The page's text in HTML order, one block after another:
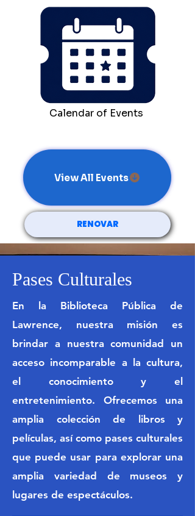
Calendar of Events
View All Events
RENOVAR
Pases Culturales
En la Biblioteca Pública de
Lawrence, nuestra misión es
brindar a nuestra comunidad un
acceso incomparable a la cultura,
el conocimiento y el
entretenimiento. Ofrecemos una
amplia colección de libros y
películas, así como pases culturales
que puede usar para explorar una
amplia variedad de museos y
lugares de espectáculos.